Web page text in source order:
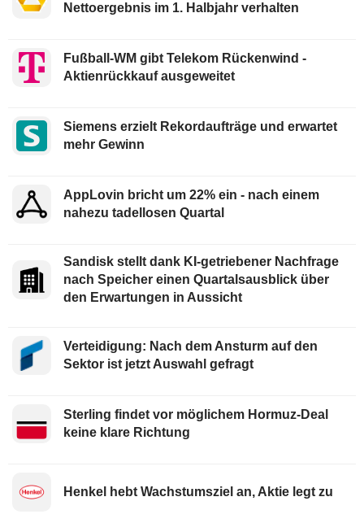
Nettoergebnis im 1. Halbjahr verhalten
Fußball-WM gibt Telekom Rückenwind -
Aktienrückkauf ausgeweitet
Siemens erzielt Rekordaufträge und erwartet
mehr Gewinn
AppLovin bricht um 22% ein - nach einem
nahezu tadellosen Quartal
Sandisk stellt dank KI-getriebener Nachfrage
nach Speicher einen Quartalsausblick über
den Erwartungen in Aussicht
Verteidigung: Nach dem Ansturm auf den
Sektor ist jetzt Auswahl gefragt
Sterling findet vor möglichem Hormuz-Deal
keine klare Richtung
Henkel hebt Wachstumsziel an, Aktie legt zu